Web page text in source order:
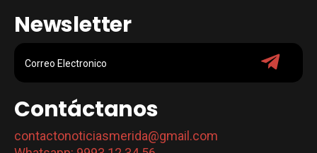
Newsletter
Contáctanos
contactonoticiasmerida@gmail.com